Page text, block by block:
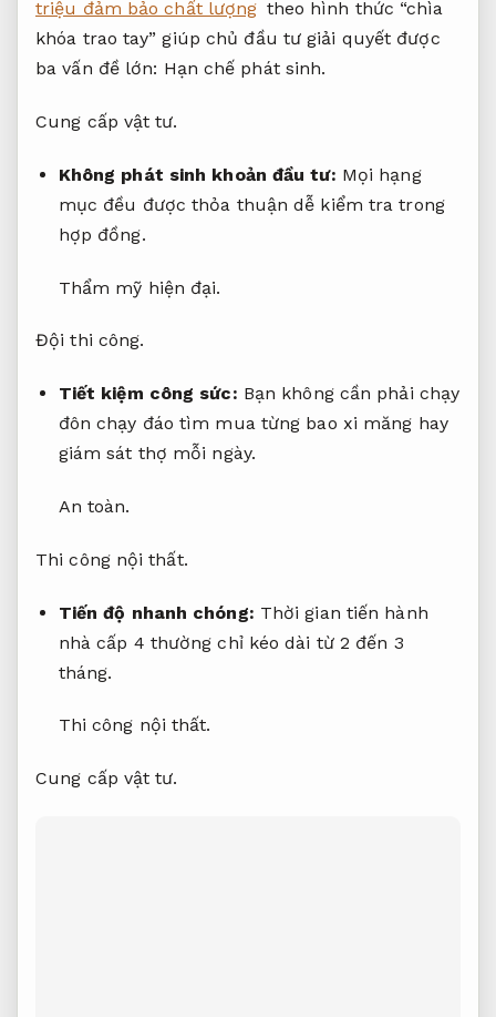
triệu đảm bảo chất lượng theo hình thức “chìa
khóa trao tay” giúp chủ đầu tư giải quyết được
ba vấn đề lớn: Hạn chế phát sinh.
Cung cấp vật tư.
Không phát sinh khoản đầu tư: Mọi hạng
mục đều được thỏa thuận dễ kiểm tra trong
hợp đồng.
Thẩm mỹ hiện đại.
Đội thi công.
Tiết kiệm công sức: Bạn không cần phải chạy
đôn chạy đáo tìm mua từng bao xi măng hay
giám sát thợ mỗi ngày.
An toàn.
Thi công nội thất.
Tiến độ nhanh chóng: Thời gian tiến hành
nhà cấp 4 thường chỉ kéo dài từ 2 đến 3
tháng.
Thi công nội thất.
Cung cấp vật tư.